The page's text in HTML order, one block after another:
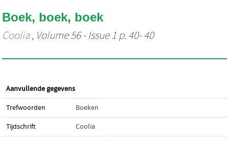
Boek, boek, boek
Coolia, Volume 56 - Issue 1 p. 40- 40
Aanvullende gegevens
Trefwoorden Boeken
Tijdschrift Coolia